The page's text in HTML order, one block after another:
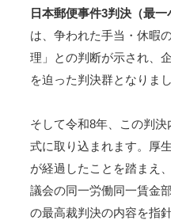
日本郵便事件3判決（最一
は、争われた手当・休暇
理」との判断が示され、
を迫った判決群となりまし
そして令和8年、この判
式に取り込まれます。厚
が経過したことを踏まえ
議会の同一労働同一賃金
の最高裁判決の内容を指